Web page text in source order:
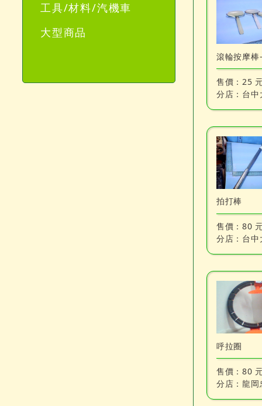
工具/材料/汽機車
大型商品
滾輪按摩棒
售價： 25
分店： 台中
拍打棒
售價：80
分店： 台中
呼拉圈
售價：80
分店：龍岡